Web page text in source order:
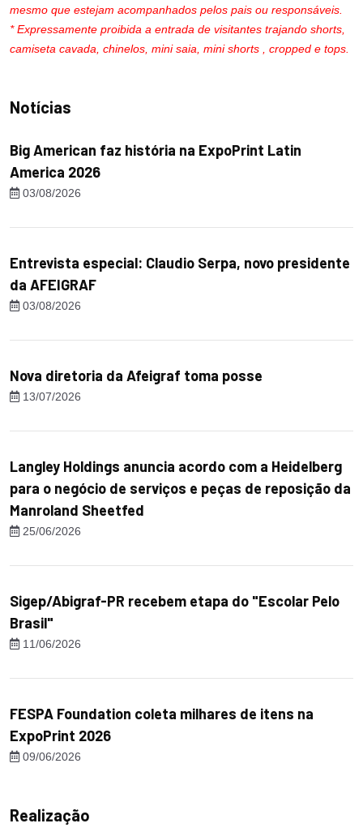
mesmo que estejam acompanhados pelos pais ou responsáveis.
* Expressamente proibida a entrada de visitantes trajando shorts,
camiseta cavada, chinelos, mini saia, mini shorts , cropped e tops.
Notícias
Big American faz história na ExpoPrint Latin
America 2026
03/08/2026
Entrevista especial: Claudio Serpa, novo presidente
da AFEIGRAF
03/08/2026
Nova diretoria da Afeigraf toma posse
13/07/2026
Langley Holdings anuncia acordo com a Heidelberg
para o negócio de serviços e peças de reposição da
Manroland Sheetfed
25/06/2026
Sigep/Abigraf-PR recebem etapa do "Escolar Pelo
Brasil"
11/06/2026
FESPA Foundation coleta milhares de itens na
ExpoPrint 2026
09/06/2026
Realização